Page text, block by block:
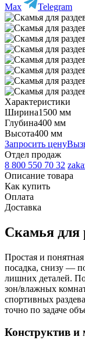
Max Telegram
Характеристики
Ширина1500 мм
Глубина400 мм
Высота400 мм
Запросить цену
Отдел продаж
8 800 550 70 32
Описание товара
Как купить
Оплата
Доставка
Скамья для
Простая и
посадка, снизу —
лишних деталей.
зон/влажных
спортивных
точно по задаче
Конструктив и